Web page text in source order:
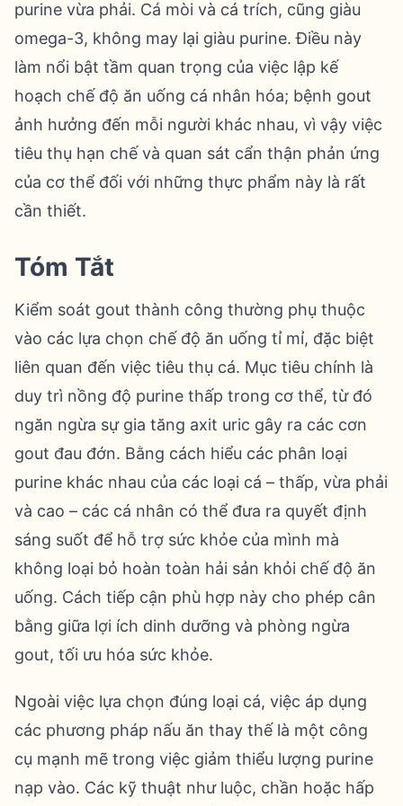
purine vừa phải. Cá mòi và cá trích, cũng giàu
omega-3, không may lại giàu purine. Điều này
làm nổi bật tầm quan trọng của việc lập kế
hoạch chế độ ăn uống cá nhân hóa; bệnh gout
ảnh hưởng đến mỗi người khác nhau, vì vậy việc
tiêu thụ hạn chế và quan sát cẩn thận phản ứng
của cơ thể đối với những thực phẩm này là rất
cần thiết.
Tóm Tắt
Kiểm soát gout thành công thường phụ thuộc
vào các lựa chọn chế độ ăn uống tỉ mỉ, đặc biệt
liên quan đến việc tiêu thụ cá. Mục tiêu chính là
duy trì nồng độ purine thấp trong cơ thể, từ đó
ngăn ngừa sự gia tăng axit uric gây ra các cơn
gout đau đớn. Bằng cách hiểu các phân loại
purine khác nhau của các loại cá – thấp, vừa phải
và cao – các cá nhân có thể đưa ra quyết định
sáng suốt để hỗ trợ sức khỏe của mình mà
không loại bỏ hoàn toàn hải sản khỏi chế độ ăn
uống. Cách tiếp cận phù hợp này cho phép cân
bằng giữa lợi ích dinh dưỡng và phòng ngừa
gout, tối ưu hóa sức khỏe.
Ngoài việc lựa chọn đúng loại cá, việc áp dụng
các phương pháp nấu ăn thay thế là một công
cụ mạnh mẽ trong việc giảm thiểu lượng purine
nạp vào. Các kỹ thuật như luộc, chần hoặc hấp